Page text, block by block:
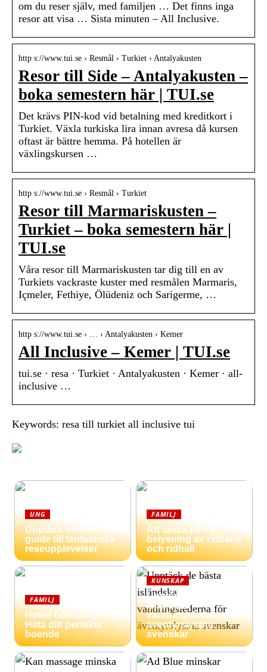
om du reser själv, med familjen … Det finns inga
resor att visa … Sista minuten – All Inclusive.
http s://www.tui.se › Resmål › Turkiet › Antalyakusten
Resor till Side – Antalyakusten –
boka semestern här | TUI.se
Det krävs PIN-kod vid betalning med kreditkort i
Turkiet. Växla turkiska lira innan avresa då kursen
oftast är bättre hemma. På hotellen är
växlingskursen …
http s://www.tui.se › Resmål › Turkiet
Resor till Marmariskusten –
Turkiet – boka semestern här |
TUI.se
Våra resor till Marmariskusten tar dig till en av
Turkiets vackraste kuster med resmålen Marmaris,
Içmeler, Fethiye, Ölüdeniz och Sarigerme, …
http s://www.tui.se › … › Antalyakusten › Kemer
All Inclusive – Kemer | TUI.se
tui.se · resa · Turkiet · Antalyakusten · Kemer · all-
inclusive …
Keywords: resa till turkiet all inclusive tui
UNG
Upptäck världen: En
guide till fantastiska
reseupplevelser
FAMILJ
Att tänka på vid
belysning av ridbana
och ridhall
FAMILJ
Hotell Göteborg –
Hitta ditt perfekta
boende
KUNSKAP
Upptäck de bästa
isländska
vandringslederna för
äventyrslystna
svenskar